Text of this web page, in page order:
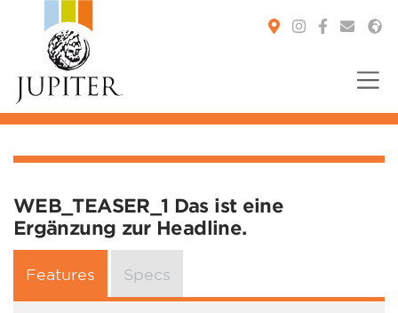
WEB_TEASER_1 Das ist eine
Ergänzung zur Headline.
Features Specs